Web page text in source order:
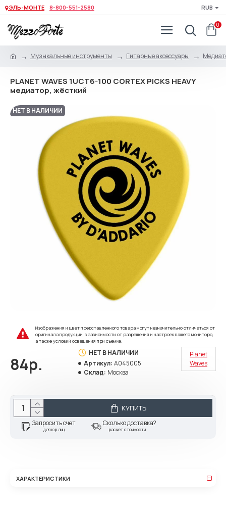
ЭЛЬ-МОНТЕ 8-800-551-2580 RUB
0
Музыкальные инструменты Гитарные аксессуары
PLANET WAVES 1UCT6-100 CORTEX PICKS HEAVY
медиатор, жёсткий
НЕТ В НАЛИЧИИ
Изображения и цвет представленного товара могут незначительно отличаться от
оригинала продукции, в зависимости от разрешения и настроек вашего монитора,
а также условий освещения при съемке.
84р.
НЕТ В НАЛИЧИИ
Артикул: A045005
Склад: Москва
Planet
Waves
КУПИТЬ
Запросить счет
для юр.лиц
Сколько доставка?
расчет стоимости
ХАРАКТЕРИСТИКИ